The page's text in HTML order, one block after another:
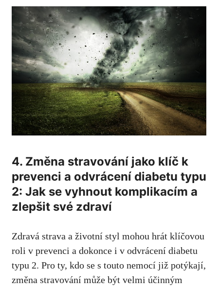
4. Změna stravování jako ⁢klíč k
prevenci a⁣ odvrácení diabetu typu
2: Jak se vyhnout komplikacím a
zlepšit své zdraví
Zdravá strava‌ a životní styl mohou hrát klíčovou
⁢roli v prevenci⁢ a dokonce i v odvrácení diabetu
typu 2.⁢ Pro ty, kdo se s touto nemocí již‍ potýkají,
změna stravování může být velmi účinným